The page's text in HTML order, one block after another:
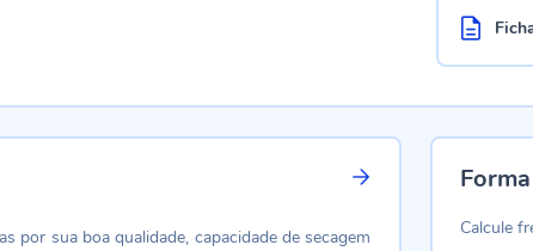
por sua boa qualidade, capacidade de secagem
Calcule